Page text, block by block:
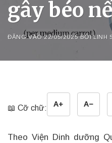
gây béo
ĐĂNG VÀO22/05/2025 BỞILINH
📖 Cỡ chữ: A+ A−
Theo Viện Dinh dưỡng